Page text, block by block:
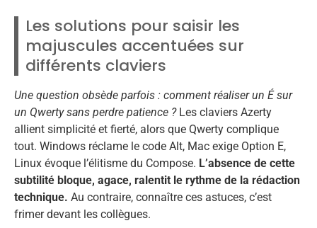
Les solutions pour saisir les
majuscules accentuées sur
différents claviers
Une question obsède parfois : comment réaliser un É sur
un Qwerty sans perdre patience ?Les claviers Azerty
allient simplicité et fierté, alors que Qwerty complique
tout. Windows réclame le code Alt, Mac exige Option E,
Linux évoque l’élitisme du Compose. L’absence de cette
subtilité bloque, agace, ralentit le rythme de la rédaction
technique. Au contraire, connaître ces astuces, c’est
frimer devant les collègues.